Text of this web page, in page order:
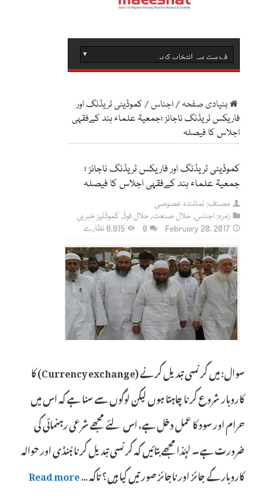
سوال: میں کرنسی تبدیل کرنے (Currency exchange) کا
کاروبار شروع کرنا چاہتا ہوں لیکن لوگوں سے سنا ہے کہ اس میں
حرام اور سود کا عمل دخل ہے، اس لئے مجھے شرعی رہنمائی کی
ضرورت ہے۔ لہٰذا مجھے بتائیں کہ کرنسی تبدیل کرنا ہُنڈی اور حوالہ
کاروبار کے جائز اور ناجائز صورتیں کیا ہیں؟ تاکہ …Read more